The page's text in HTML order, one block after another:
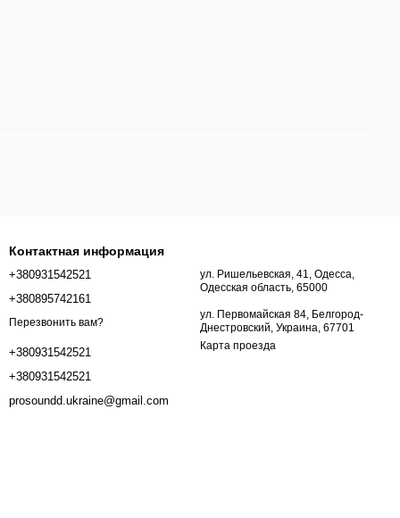
Контактная информация
+380931542521
+380895742161
Перезвонить вам?
+380931542521
+380931542521
prosoundd.ukraine@gmail.com
ул. Ришельевская, 41, Одесса,
Одесская область, 65000
ул. Первомайская 84, Белгород-
Днестровский, Украина, 67701
Карта проезда